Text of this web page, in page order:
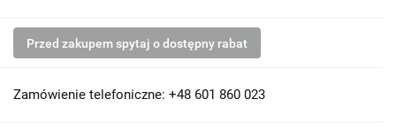
Przed zakupem spytaj o dostępny rabat
Zamówienie telefoniczne: +48 601 860 023